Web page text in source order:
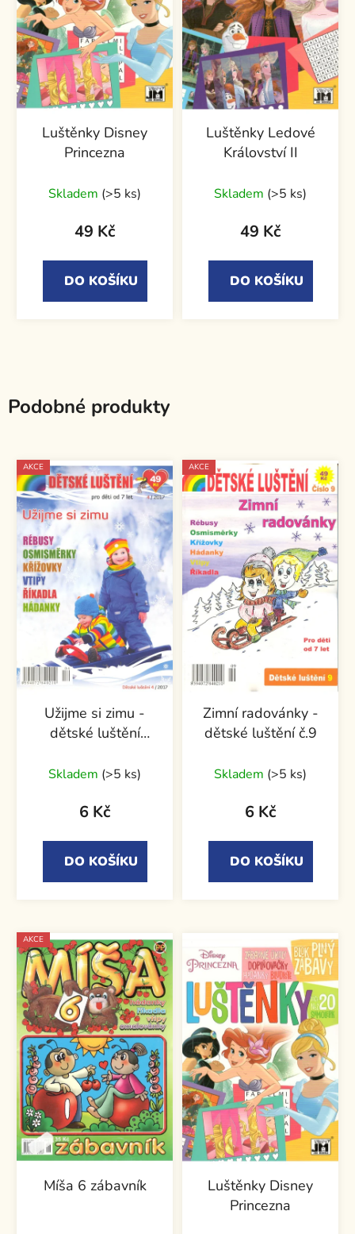
Luštěnky Disney
Princezna
Skladem (>5 ks)
49 Kč
DO KOŠÍKU
Luštěnky Ledové
Království II
Skladem (>5 ks)
49 Kč
DO KOŠÍKU
Podobné produkty
AKCE
Užijme si zimu -
dětské luštění
Skladem (>5 ks)
6 Kč
DO KOŠÍKU
AKCE
Zimní radovánky -
dětské luštění č.9
Skladem (>5 ks)
6 Kč
DO KOŠÍKU
AKCE
Míša 6 zábavník
Luštěnky Disney
Princezna